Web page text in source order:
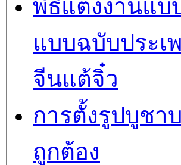
พิธีแต่งงานแบ
แบบฉบับประเ
จีนแต้จิ๋ว
การตั้งรูปบูชา
ถูกต้อง